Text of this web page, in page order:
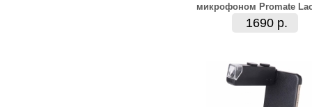
микрофоном Promate
1690 р.